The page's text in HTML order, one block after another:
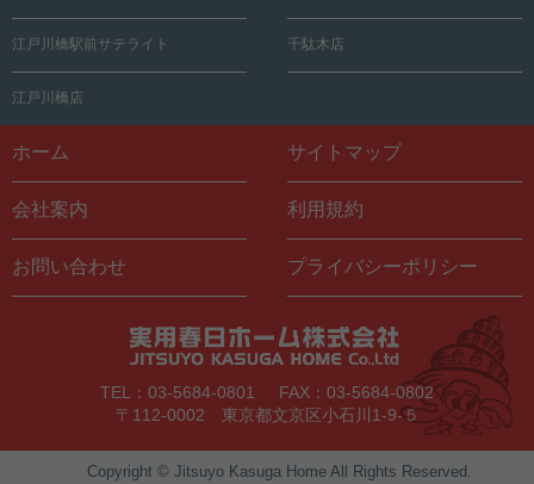
江戸川橋駅前サテライト 千駄木店
江戸川橋店
ホーム サイトマップ
会社案内 利用規約
お問い合わせ プライバシーポリシー
TEL：03-5684-0801
FAX：03-5684-0802
〒112-0002 東京都文京区小石川1-9-５
Copyright © Jitsuyo Kasuga Home All Rights Reserved.